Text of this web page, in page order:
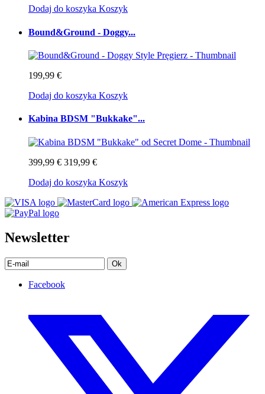
Dodaj do koszyka Koszyk
Bound&Ground - Doggy...
199,99 €
Dodaj do koszyka Koszyk
Kabina BDSM "Bukkake"...
399,99 € 319,99 €
Dodaj do koszyka Koszyk
Newsletter
Ok
Facebook